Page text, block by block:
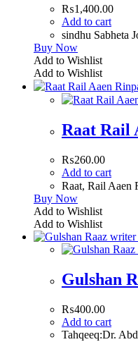
₨1,400.00
Add to cart
Buy Now
Add to Wishlist
Add to Wishlist
₨260.00
Add to cart
Buy Now
Add to Wishlist
Add to Wishlist
Gulshan
₨400.00
Add to cart
Tahqeeq:Dr.